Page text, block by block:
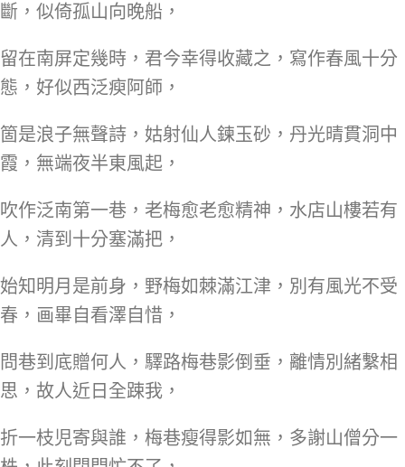
斷，似倚孤山向晚船，
留在南屏定幾時，君今幸得收藏之，寫作春風十分
態，好似西泛瘐阿師，
箇是浪子無聲詩，姑射仙人鍊玉砂，丹光晴貫洞中
霞，無端夜半東風起，
吹作泛南第一巷，老梅愈老愈精神，水店山樓若有
人，清到十分塞滿把，
始知明月是前身，野梅如棘滿江津，別有風光不受
春，画畢自看澤自惜，
問巷到底贈何人，驛路梅巷影倒垂，離情別緒繫相
思，故人近日全踈我，
折一枝児寄與誰，梅巷瘦得影如無，多謝山僧分一